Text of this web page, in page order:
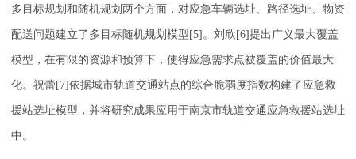
多目标规划和随机规划两个方面，对应急车辆选址、路径选址、物资
配送问题建立了多目标随机规划模型[5]。刘欣[6]提出广义最大覆盖
模型，在有限的资源和预算下，使得应急需求点被覆盖的价值最大
化。祝蕾[7]依据城市轨道交通站点的综合脆弱度指数构建了应急救
援站选址模型，并将研究成果应用于南京市轨道交通应急救援站选址
中。